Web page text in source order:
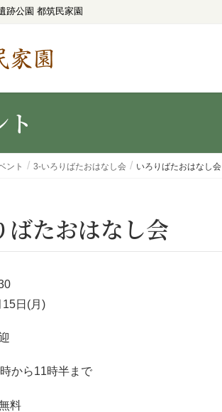
跡公園 都筑民家園
家園
ト
ント 3-いろりばたおはなし会 いろりばたおはなし会
りばたおはなし会
日(月)
から11時半まで
料